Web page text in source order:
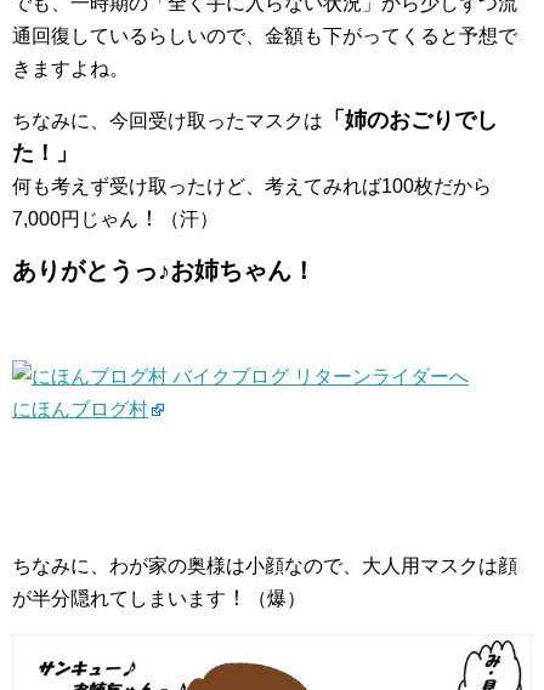
通回復しているらしいので、金額も下がってくると予想で
きますよね。
ちなみに、今回受け取ったマスクは
「姉のおごりでし
た！」
何も考えず受け取ったけど、考えてみれば100枚だから
7,000円じゃん ！ （汗）
ありがとうっ♪お姉ちゃん！
にほんブログ村
ちなみに、わが家の奥様は小顔なので、大人用マスクは顔
が半分隠れてしまいます ！ （爆）